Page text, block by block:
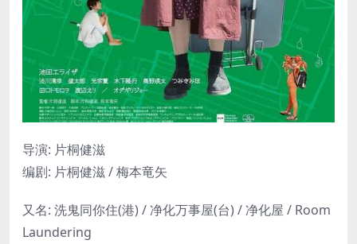
导演: 片桐健滋
编剧: 片桐健滋 / 梅本竜矢
又名: 洗鬼同你住(港) / 净化万事屋(台) / 净化屋 / Room
Laundering